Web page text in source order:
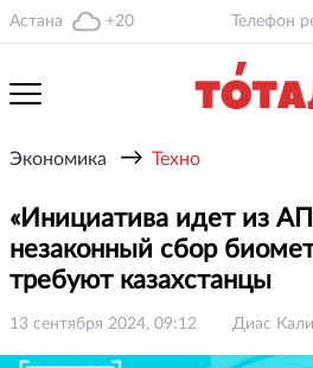
Астана +20 Телефон
Экономика → Техно
«Инициатива идет из
незаконный сбор
требуют казахстанцы
13 сентября 2024, 09:12 Диас